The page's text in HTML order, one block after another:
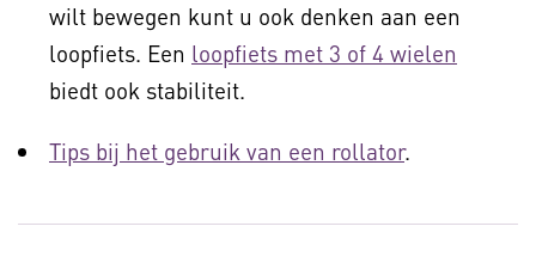
wilt bewegen kunt u ook denken aan een
loopfiets. Een loopfiets met 3 of 4 wielen
biedt ook stabiliteit.
Tips bij het gebruik van een rollator.